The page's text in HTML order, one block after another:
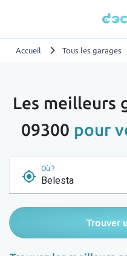
Accueil chevron_right Tous les garages
Les meilleurs
09300 pour
my_location
Où ?
Trouver